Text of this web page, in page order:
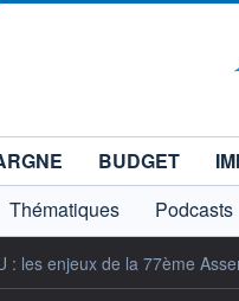
BUDGET
Thématiques Podcasts
: les enjeux de la 77ème